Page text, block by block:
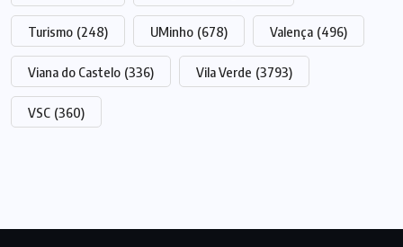
Turismo (248) UMinho (678) Valença (496)
Viana do Castelo (336) Vila Verde (3793)
VSC (360)